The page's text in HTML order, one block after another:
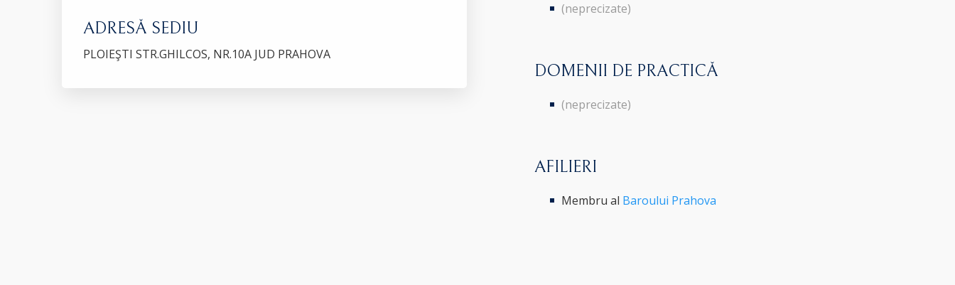
ADRESĂ SEDIU
PLOIEŞTI STR.GHILCOS, NR.10A JUD PRAHOVA
(neprecizate)
DOMENII DE PRACTICĂ
(neprecizate)
AFILIERI
Membru al Baroului Prahova